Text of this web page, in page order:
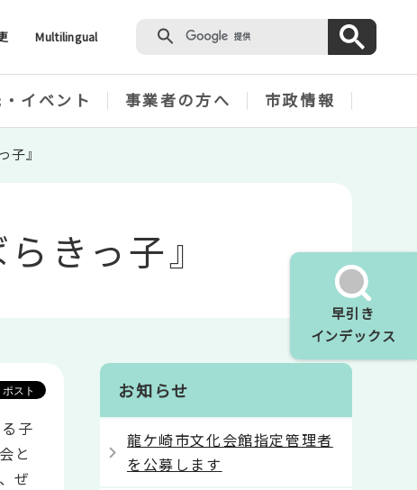
Multilingual
早引き
インデックス
イベント 事業者の方へ 市政情報
』
きっ子』
子
と
ぜ
お知らせ
龍ケ崎市文化会館指定管理者
を公募します